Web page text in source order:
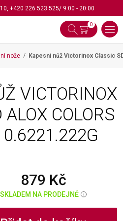
, +420 226 523 525/ 9:00 - 20:00
0
nože Kapesní nůž Victorinox Classic
VICTORINOX
COLORS
0.6221.222G
879 Kč
SKLADEM NA PRODEJNĚ i